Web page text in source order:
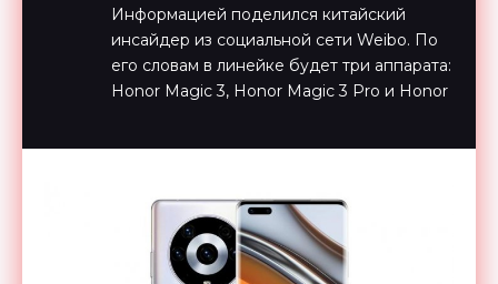
Информацией поделился китайский
инсайдер из социальной сети Weibo. По
его словам в линейке будет три аппарата:
Honor Magic 3, Honor Magic 3 Pro и Honor